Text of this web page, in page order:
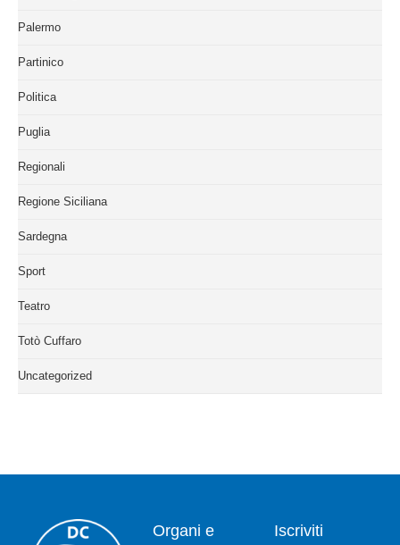
Palermo
Partinico
Politica
Puglia
Regionali
Regione Siciliana
Sardegna
Sport
Teatro
Totò Cuffaro
Uncategorized
Organi e
Iscriviti